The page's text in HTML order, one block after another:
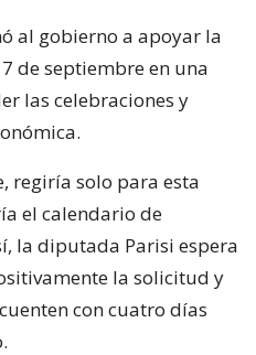
al gobierno a apoyar la
de septiembre en una
las celebraciones y
regiría solo para esta
el calendario de
la diputada Parisi espera
la solicitud y
con cuatro días